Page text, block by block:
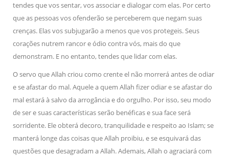
tendes que vos sentar, vos associar e dialogar com elas. Por certo
que as pessoas vos ofenderão se perceberem que negam suas
crenças. Elas vos subjugarão a menos que vos protegeis. Seus
corações nutrem rancor e ódio contra vós, mais do que
demonstram. E no entanto, tendes que lidar com elas.
O servo que Allah criou como crente el não morrerá antes de odiar
e se afastar do mal. Aquele a quem Allah fizer odiar e se afastar do
mal estará à salvo da arrogância e do orgulho. Por isso, seu modo
de ser e suas características serão benéficas e sua face será
sorridente. Ele obterá decoro, tranquilidade e respeito ao Islam; se
manterá longe das coisas que Allah proibiu, e se esquivará das
questões que desagradam a Allah. Ademais, Allah o agraciará com